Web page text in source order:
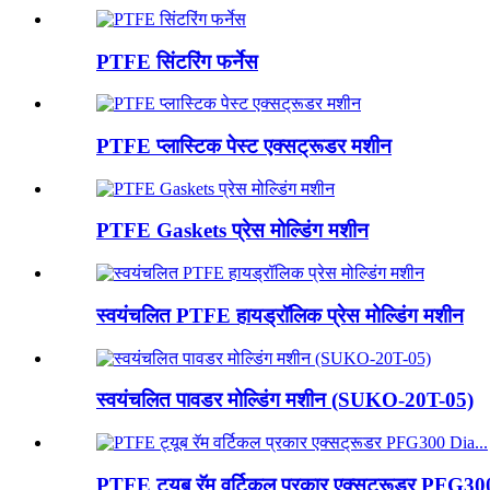
PTFE सिंटरिंग फर्नेस
PTFE प्लास्टिक पेस्ट एक्सट्रूडर मशीन
PTFE Gaskets प्रेस मोल्डिंग मशीन
स्वयंचलित PTFE हायड्रॉलिक प्रेस मोल्डिंग मशीन
स्वयंचलित पावडर मोल्डिंग मशीन (SUKO-20T-05)
PTFE ट्यूब रॅम वर्टिकल प्रकार एक्सट्रूडर